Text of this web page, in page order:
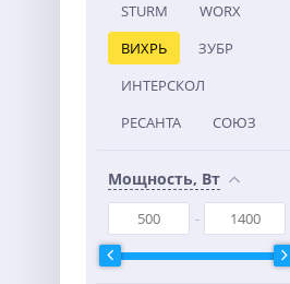
STURM
WORX
ВИХРЬ
ЗУБР
ИНТЕРСКОЛ
РЕСАНТА
СОЮЗ
Мощность, Вт